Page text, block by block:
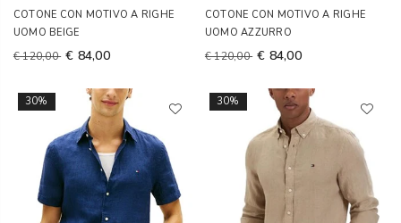
COTONE CON MOTIVO A RIGHE
UOMO BEIGE
€ 120,00 € 84,00
COTONE CON MOTIVO A RIGHE
UOMO AZZURRO
€ 120,00 € 84,00
30% 30%